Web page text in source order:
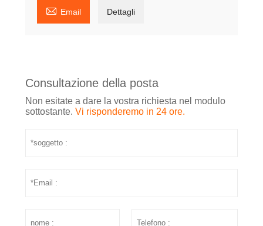
 Email Dettagli
Consultazione della posta
Non esitate a dare la vostra richiesta nel modulo
sottostante. Vi risponderemo in 24 ore.